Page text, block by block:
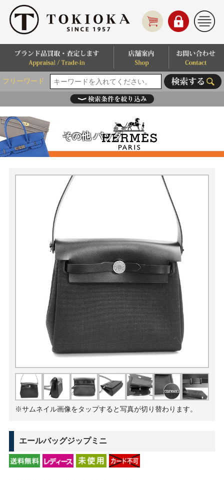
フリーワード
その他 バッグ
※サムネイル画像をタップすると写真が切り替わります。
エールバッグジップミニ